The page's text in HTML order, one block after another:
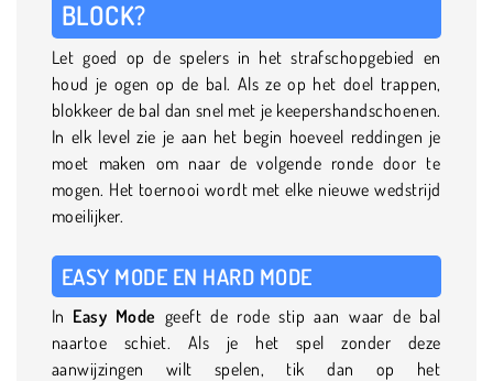
BLOCK?
Let goed op de spelers in het strafschopgebied en
houd je ogen op de bal. Als ze op het doel trappen,
blokkeer de bal dan snel met je keepershandschoenen.
In elk level zie je aan het begin hoeveel reddingen je
moet maken om naar de volgende ronde door te
mogen. Het toernooi wordt met elke nieuwe wedstrijd
moeilijker.
EASY MODE EN HARD MODE
In Easy Mode geeft de rode stip aan waar de bal
naartoe schiet. Als je het spel zonder deze
aanwijzingen wilt spelen, tik dan op het